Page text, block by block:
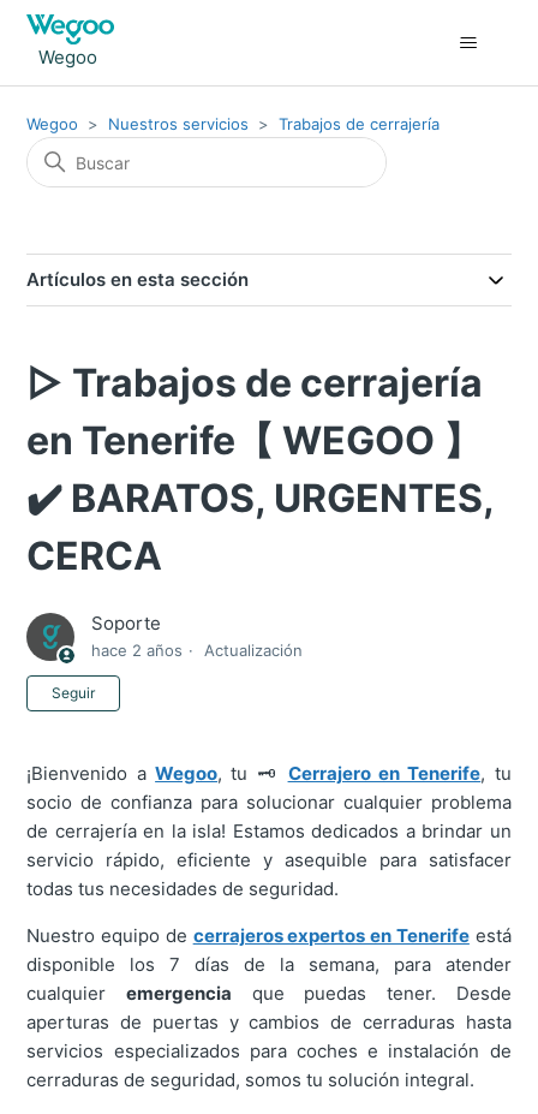
Wegoo
Wegoo Nuestros servicios Trabajos de cerrajería
Artículos en esta sección
▷ Trabajos de cerrajería
en Tenerife【 WEGOO 】
✔️ BARATOS, URGENTES,
CERCA
Soporte
hace 2 años Actualización
Seguir
¡Bienvenido aWegoo, tu 🗝️ Cerrajero en Tenerife, tu
socio de confianza para solucionar cualquier problema
de cerrajería en la isla! Estamos dedicados a brindar un
servicio rápido, eficiente y asequible para satisfacer
todas tus necesidades de seguridad.
Nuestro equipo de cerrajeros expertos en Tenerifeestá
disponible los 7 días de la semana, para atender
cualquieremergencia que puedas tener. Desde
aperturas de puertas y cambios de cerraduras hasta
servicios especializados para coches e instalación de
cerraduras de seguridad, somos tu solución integral.